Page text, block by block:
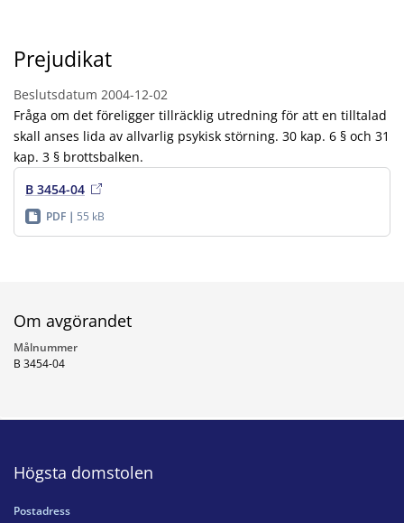
Prejudikat
Beslutsdatum 2004-12-02
Fråga om det föreligger tillräcklig utredning för att en tilltalad
skall anses lida av allvarlig psykisk störning. 30 kap. 6 § och 31
kap. 3 § brottsbalken.
B 3454-04
PDF 55 kB
Om avgörandet
Målnummer
B 3454-04
Högsta domstolen
Postadress